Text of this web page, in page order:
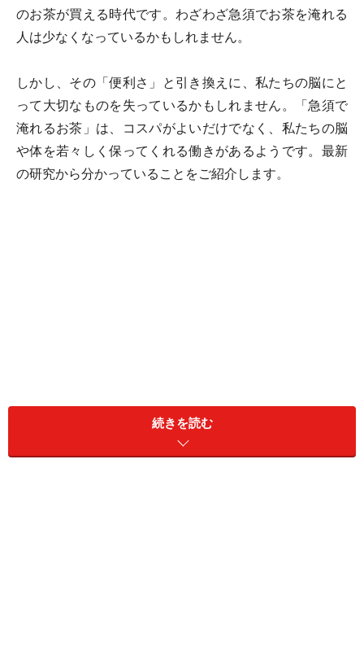
のお茶が買える時代です。わざわざ急須でお茶を淹れる
人は少なくなっているかもしれません。
しかし、その「便利さ」と引き換えに、私たちの脳にと
って大切なものを失っているかもしれません。「急須で
淹れるお茶」は、コスパがよいだけでなく、私たちの脳
や体を若々しく保ってくれる働きがあるようです。最新
の研究から分かっていることをご紹介します。
緑茶習慣で認知症リスク低減？ 大規模研究
で分かった脳の健康状態との関連
続きを読む